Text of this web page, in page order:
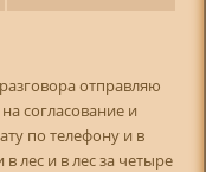
отправляю
согласование и
по телефону и в
лес и в лес за четыре